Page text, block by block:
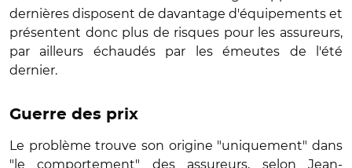
dernières disposent de davantage d'équipements et
présentent donc plus de risques pour les assureurs,
par ailleurs échaudés par les émeutes de l'été
dernier.
Guerre des prix
Le problème trouve son origine "uniquement" dans
"le comportement" des assureurs, selon Jean-